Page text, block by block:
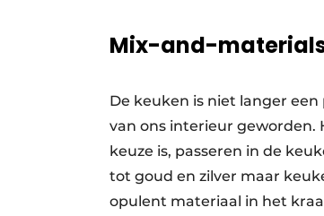
Mix-and-
De keuken is niet langer
van ons interieur geworden.
keuze is, passeren in de
tot goud en zilver maar
opulent materiaal in het